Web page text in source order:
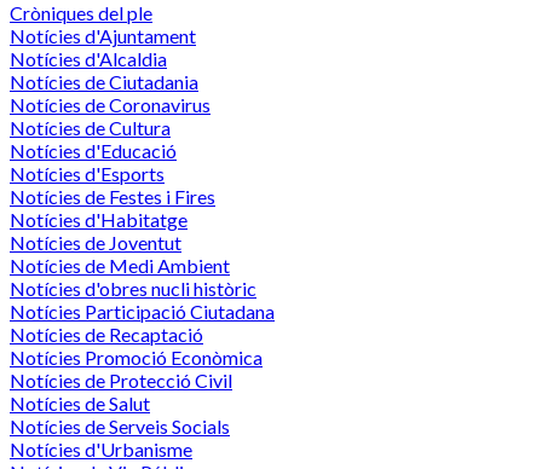
Cròniques del ple
Notícies d'Ajuntament
Notícies d'Alcaldia
Notícies de Ciutadania
Notícies de Coronavirus
Notícies de Cultura
Notícies d'Educació
Notícies d'Esports
Notícies de Festes i Fires
Notícies d'Habitatge
Notícies de Joventut
Notícies de Medi Ambient
Notícies d'obres nucli històric
Notícies Participació Ciutadana
Notícies de Recaptació
Notícies Promoció Econòmica
Notícies de Protecció Civil
Notícies de Salut
Notícies de Serveis Socials
Notícies d'Urbanisme